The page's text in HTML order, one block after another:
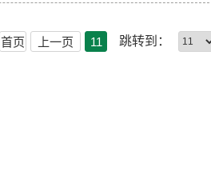
首页 上一页 11 跳转到：